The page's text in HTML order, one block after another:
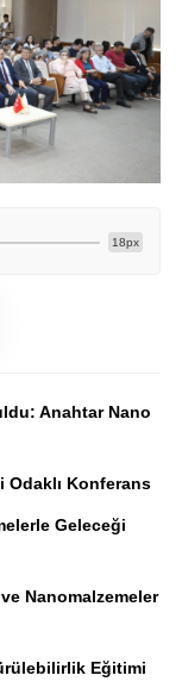
18px
Anahtar Nano
Konferans
Geleceği
Nanomalzemeler
Eğitimi